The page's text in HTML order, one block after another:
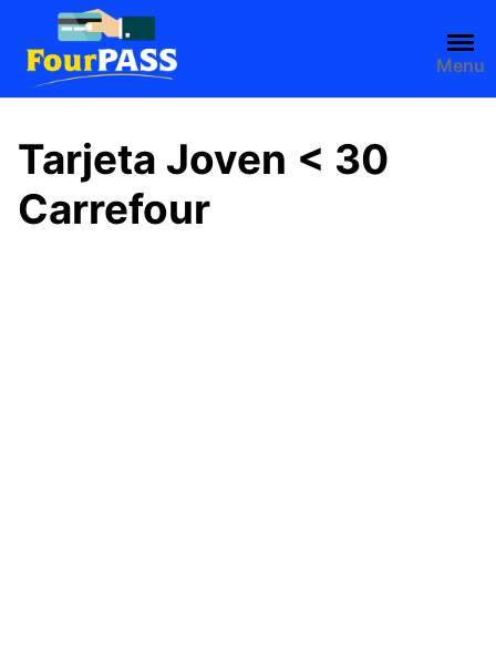
contenido
Menu
Tarjeta Joven < 30
Carrefour